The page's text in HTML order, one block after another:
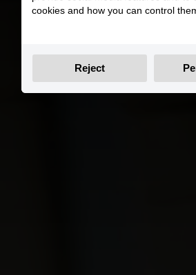
cookies and how you can control
Reject